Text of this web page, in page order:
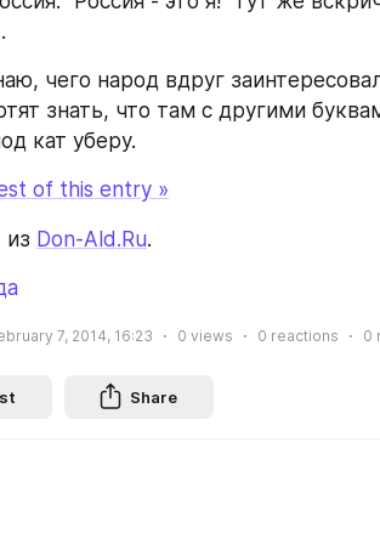
чего народ вдруг
знать, что там с другими
кат уберу.
of this entry »
из Don-Ald.Ru.
7, 2014, 16:23 0 views 0 reactions 0
Share